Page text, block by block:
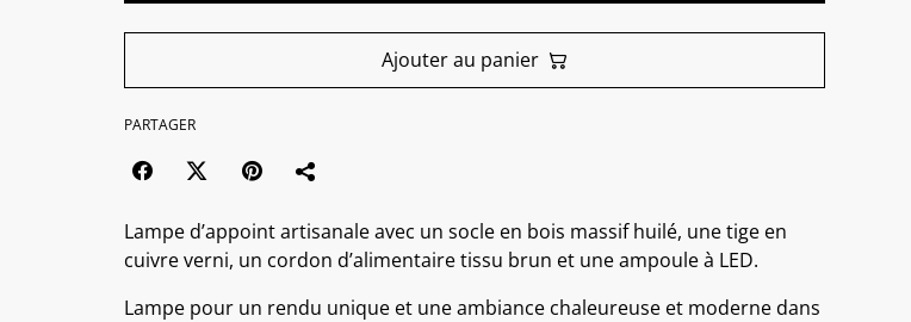
Ajouter au panier
PARTAGER
Lampe d’appoint artisanale avec un socle en bois massif huilé, une tige en
cuivre verni, un cordon d’alimentaire tissu brun et une ampoule à LED.
Lampe pour un rendu unique et une ambiance chaleureuse et moderne dans